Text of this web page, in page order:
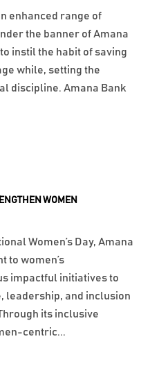
WOMEN
Women’s Day, Amana
to women’s
impactful initiatives to
leadership, and inclusion
its inclusive
centric...
enhanced range of
the banner of Amana
instil the habit of saving
while, setting the
discipline. Amana Bank